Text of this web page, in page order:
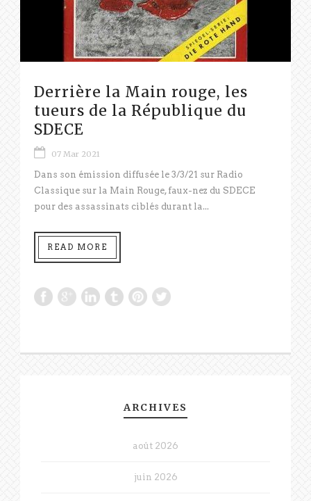
Derrière la Main rouge, les
tueurs de la République du
SDECE
07 Mar 2021
Dans son émission diffusée le 3/3/21 sur Radio
Classique sur la Main Rouge, faux-nez du SDECE
pour des assassinats ciblés durant la...
READ MORE
ARCHIVES
août 2026
juin 2026